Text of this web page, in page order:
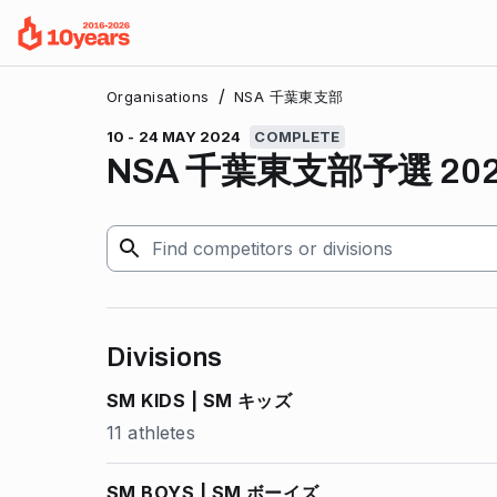
Organisations / NSA 千葉東支部
10 - 24 MAY 2024 COMPLETE
NSA 千葉東支部予選
Divisions
SM KIDS | SM キッズ
11 athletes
SM BOYS | SM ボーイズ